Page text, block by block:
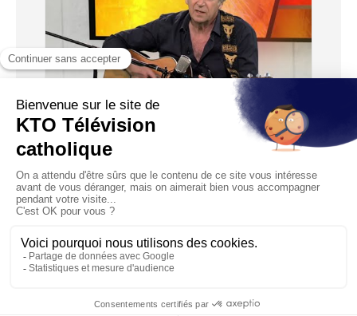
YVES DUTEIL - Et si la clé était ailleurs?
Diffusé le 27/07/2018
de chanter. Il a aussi publié un livre aux éditons M...